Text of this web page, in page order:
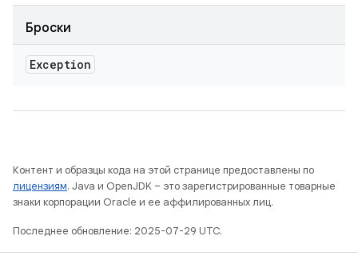
Броски
Exception
Контент и образцы кода на этой странице предоставлены по
лицензиям. Java и OpenJDK – это зарегистрированные товарные
знаки корпорации Oracle и ее аффилированных лиц.
Последнее обновление: 2025-07-29 UTC.